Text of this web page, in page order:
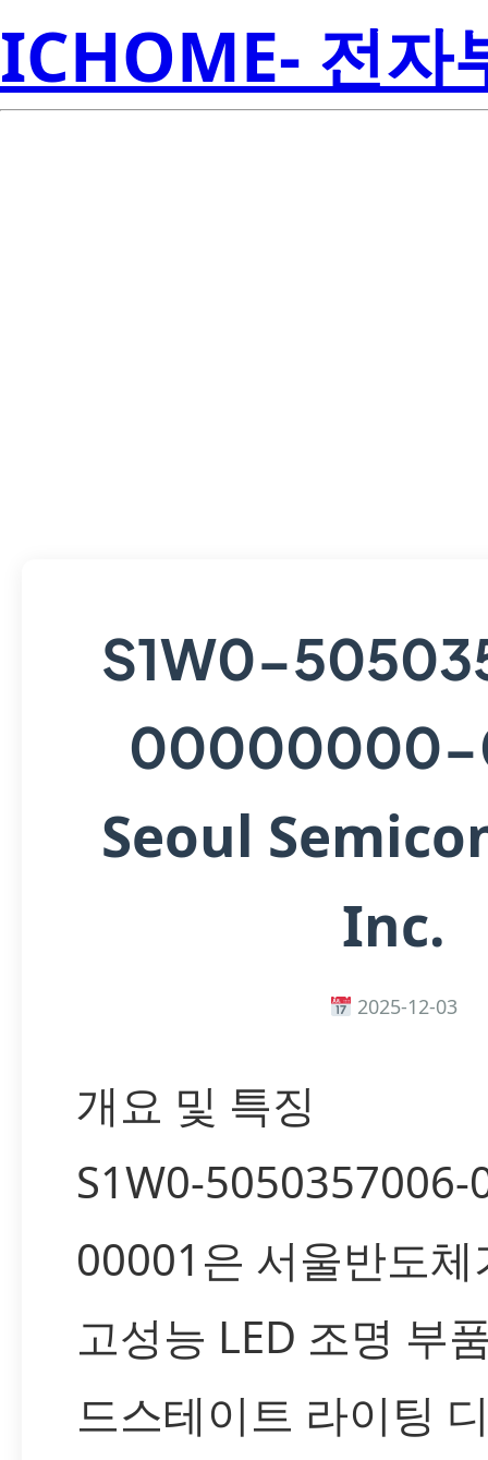
ICHOME- 전자
S1W0-
00000000-
Seoul
Inc.
2025-12-03
개요 및 특징
S1W0-
00001은 서울반도
고성능 LED 조명 부
드스테이트 라이팅